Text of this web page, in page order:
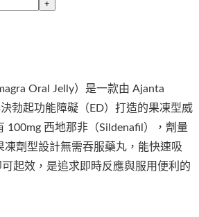
+
Oral Jelly）是一款由 Ajanta
勃起功能障礙（ED）打造的果凍型威
100mg 西地那非（Sildenafil），劑量
凍劑型設計無需吞服藥丸，能快速吸
起效，是追求即時反應與服用便利的